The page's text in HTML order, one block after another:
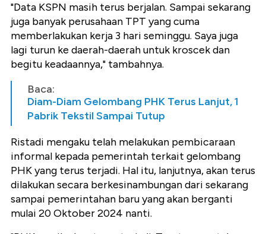
"Data KSPN masih terus berjalan. Sampai sekarang
juga banyak perusahaan TPT yang cuma
memberlakukan kerja 3 hari seminggu. Saya juga
lagi turun ke daerah-daerah untuk kroscek dan
begitu keadaannya," tambahnya.
Baca:
Diam-Diam Gelombang PHK Terus Lanjut, 1
Pabrik Tekstil Sampai Tutup
Ristadi mengaku telah melakukan pembicaraan
informal kepada pemerintah terkait gelombang
PHK yang terus terjadi. Hal itu, lanjutnya, akan terus
dilakukan secara berkesinambungan dari sekarang
sampai pemerintahan baru yang akan berganti
mulai 20 Oktober 2024 nanti.